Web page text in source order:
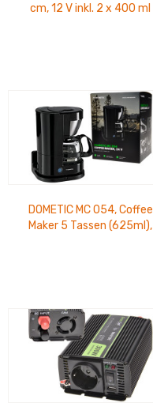
cm, 12 V inkl. 2 x 400 ml
DOMETIC MC 054, Coffee
Maker 5 Tassen (625ml),